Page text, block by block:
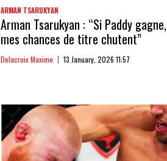
ARMAN TSARUKYAN
Arman Tsarukyan : “Si Paddy gagne,
mes chances de titre chutent”
Delacroix Maxime 13 January, 2026 11:57